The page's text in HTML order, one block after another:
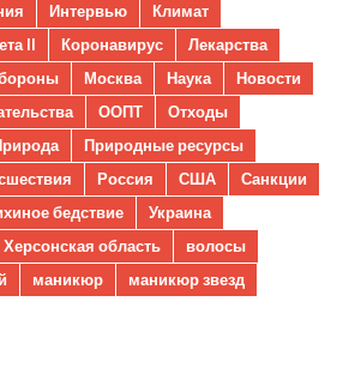
Интервью
Климат
II
Коронавирус
Лекарства
Москва Наука
Новости
ООПТ
Отходы
Природные ресурсы
Россия США
Санкции
бедствие
Украина
Херсонская область
волосы
маникюр
маникюр звезд